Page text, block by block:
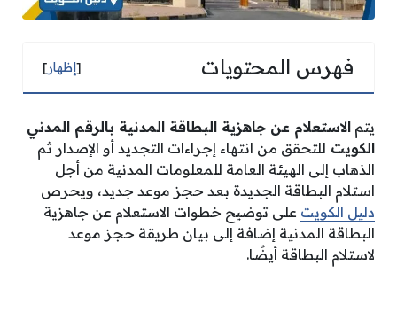
فهرس المحتويات [إظهار]
يتم الاستعلام عن جاهزية البطاقة المدنية بالرقم المدني
الكويت للتحقق من انتهاء إجراءات التجديد أو الإصدار ثم
الذهاب إلى الهيئة العامة للمعلومات المدنية من أجل
استلام البطاقة الجديدة بعد حجز موعد جديد، ويحرص
دليل الكويت على توضيح خطوات الاستعلام عن جاهزية
البطاقة المدنية إضافة إلى بيان طريقة حجز موعد
لاستلام البطاقة أيضًا.